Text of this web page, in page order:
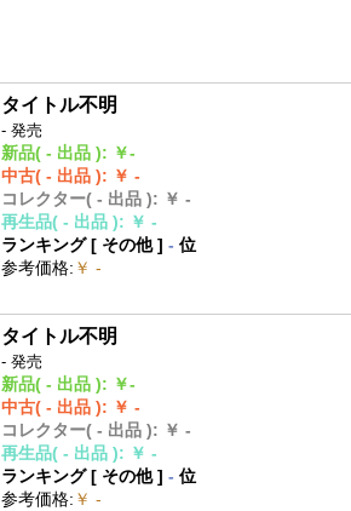
タイトル不明
- 発売
新品( - 出品 ): ￥-
中古( - 出品 ): ￥ -
コレクター( - 出品 ): ￥ -
再生品( - 出品 ): ￥ -
ランキング [ その他]- 位
参考価格: ￥ -
タイトル不明
- 発売
新品( - 出品 ): ￥-
中古( - 出品 ): ￥ -
コレクター( - 出品 ): ￥ -
再生品( - 出品 ): ￥ -
ランキング [ その他]- 位
参考価格: ￥ -